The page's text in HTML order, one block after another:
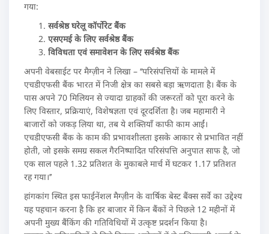
गया:
सर्वश्रेष्ठ घरेलू कॉर्पोरेट बैंक
एसएमई के लिए सर्वश्रेष्ठ बैंक
विविधता एवं समावेशन के लिए सर्वश्रेष्ठ बैंक
अपनी वेबसाईट पर मैग्ज़ीन ने लिखा – ‘‘परिसंपत्तियों के मामले में
एचडीएफसी बैंक भारत में निजी क्षेत्र का सबसे बड़ा ऋणदाता है। बैंक के
पास अपने 70 मिलियन से ज्यादा ग्राहकों की जरूरतों को पूरा करने के
लिए विस्तार, प्रक्रियाएं, विशेषज्ञता एवं दूरदर्शिता है। जब महामारी ने
बाजारों को जकड़ लिया था, तब ये शक्तियाँ काफी काम आईं।
एचडीएफसी बैंक के काम की प्रभावशीलता इसके आकार से प्रभावित नहीं
होती, जो इसके समग्र सकल गैरनिष्पादित परिसंपत्ति अनुपात साफ है, जो
एक साल पहले 1.32 प्रतिशत के मुकाबले मार्च में घटकर 1.17 प्रतिशत
रह गया।’’
हांगकांग स्थित इस फाईनेंशल मैग्ज़ीन के वार्षिक बेस्ट बैंक्स सर्वे का उद्देश्य
यह पहचान करना है कि हर बाजार में किन बैंकों ने पिछले 12 महीनों में
अपनी मुख्य बैंकिंग की गतिविधियों में उत्कृष्ट प्रदर्शन किया है।